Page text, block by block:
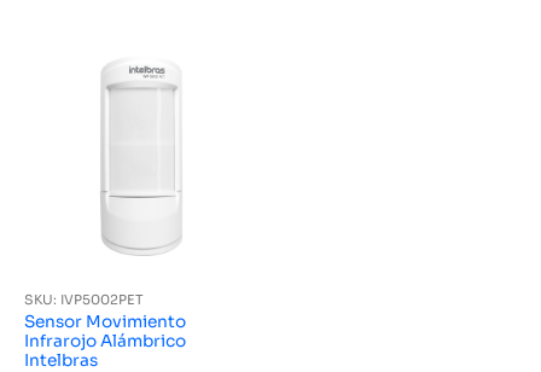
SKU: IVP5002PET
Sensor Movimiento
Infrarojo Alámbrico
Intelbras